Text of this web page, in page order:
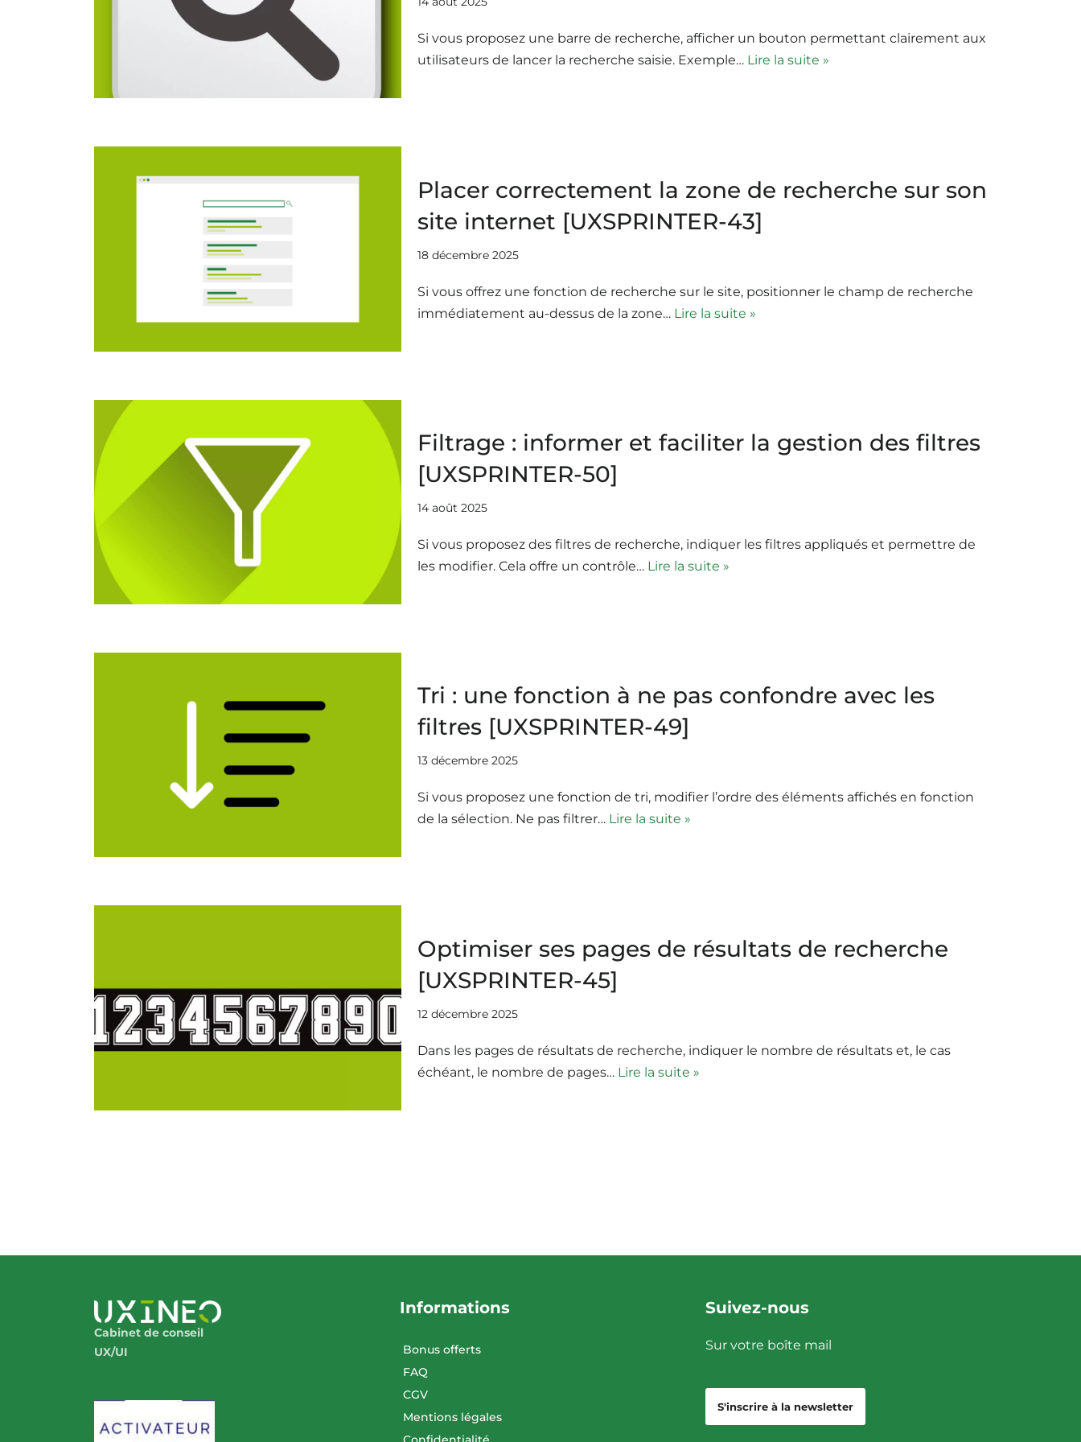
Si vous proposez une barre de recherche, afficher un bouton permettant clairement aux
utilisateurs de lancer la recherche saisie. Exemple… Lire la suite »
Placer correctement la zone de recherche sur son
site internet [UXSPRINTER-43]
18 décembre 2025
Si vous offrez une fonction de recherche sur le site, positionner le champ de recherche
immédiatement au-dessus de la zone… Lire la suite »
Filtrage : informer et faciliter la gestion des filtres
[UXSPRINTER-50]
14 août 2025
Si vous proposez des filtres de recherche, indiquer les filtres appliqués et permettre de
les modifier. Cela offre un contrôle… Lire la suite »
Tri : une fonction à ne pas confondre avec les
filtres [UXSPRINTER-49]
13 décembre 2025
Si vous proposez une fonction de tri, modifier l’ordre des éléments affichés en fonction
de la sélection. Ne pas filtrer… Lire la suite »
Optimiser ses pages de résultats de recherche
[UXSPRINTER-45]
12 décembre 2025
Dans les pages de résultats de recherche, indiquer le nombre de résultats et, le cas
échéant, le nombre de pages… Lire la suite »
Cabinet de conseil
UX/UI
Informations
Bonus offerts
FAQ
CGV
Mentions légales
Suivez-nous
Sur votre boîte mail
S'inscrire à la newsletter